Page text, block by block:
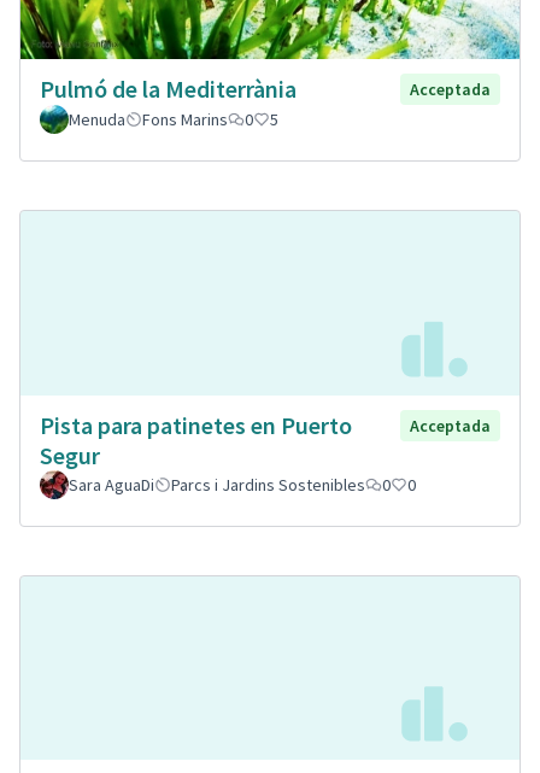
Pulmó de la Mediterrània
Acceptada
Menuda
Fons Marins 0 5
Pista para patinetes en Puerto
Segur
Acceptada
Sara AguaDi Parcs i Jardins Sostenibles 0 0